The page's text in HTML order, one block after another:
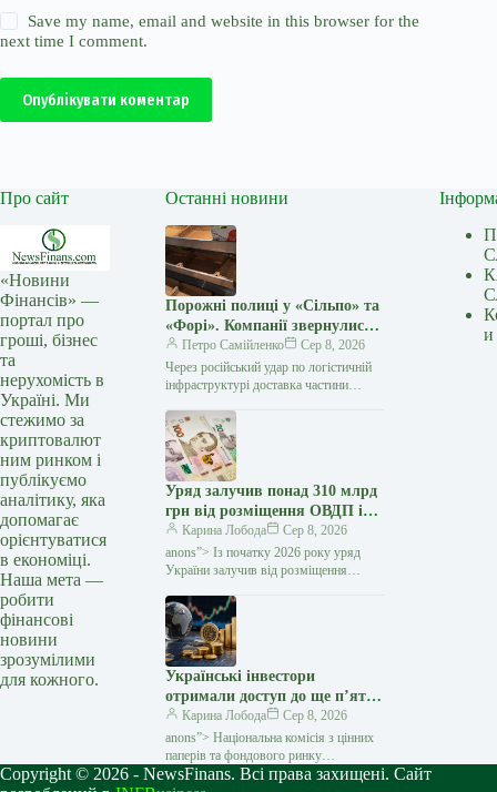
Save my name, email and website in this browser for the
next time I comment.
Опублікувати коментар
Про сайт
«Новини
Фінансів» —
портал про
гроші, бізнес
та
нерухомість в
Україні. Ми
стежимо за
криптовалют
ним ринком і
публікуємо
аналітику, яка
допомагає
орієнтуватися
в економіці.
Наша мета —
робити
фінансові
новини
зрозумілими
для кожного.
Останні новини
Порожні полиці у «Сільпо» та
«Форі». Компанії звернулися
до українців
Петро Самійленко
Сер 8, 2026
Через російський удар по логістичній
інфраструктурі доставка частини
більше часу У супермаркетах «Сільпо»
та «Фора»,…
Уряд залучив понад 310 млрд
грн від розміщення ОВДП із
початку року — Мінфін
Карина Лобода
Сер 8, 2026
anons”> Із початку 2026 року уряд
України залучив від розміщення
державної позики (ОВДП) понад 310
млрд грн…
Українські інвестори
отримали доступ до ще п’яти
іноземних ETF — Мінфін
Карина Лобода
Сер 8, 2026
anons”> Національна комісія з цінних
паперів та фондового ринку
(НКЦПФР) дозволила обіг в Україні
и
Copyright © 2026 - NewsFinans. Всі права захищені. Сайт